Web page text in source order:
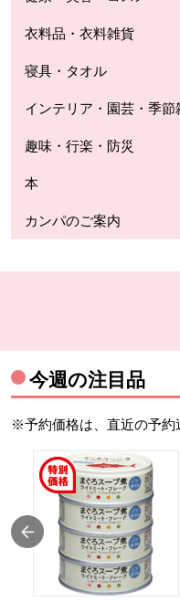
衣料品・衣料雑貨
寝具・タオル
インテリア・園芸・季節
趣味・行楽・防災
本
カンパのご案内
今週の注目品
※予約価格は、直近の予約